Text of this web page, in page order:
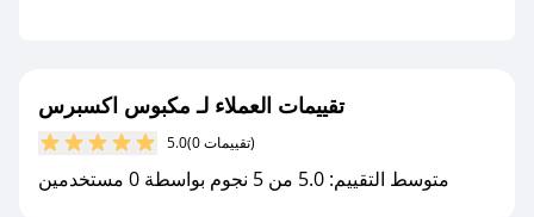
تقييمات العملاء لـ مكبوس اكسبرس
5.0 (0 تقييمات)
متوسط التقييم: 5.0 من 5 نجوم بواسطة 0 مستخدمين